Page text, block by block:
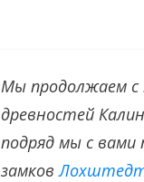
Мы продолжаем с
древностей
подряд мы с вами
замков